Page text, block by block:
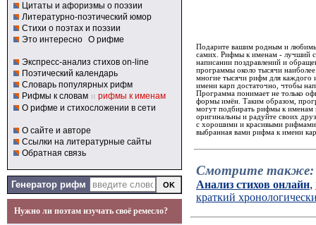
Цитаты и афоризмы о поэзии
Литературно-поэтический юмор
Стихи о поэтах и поэзии
Это интересно О рифме
Экспресс-анализ стихов on-line
Поэтический календарь
Словарь популярных рифм
Рифмы к словам и рифмы к именам
О рифме и стихосложении в сети
О сайте и авторе
Ссылки на литературные сайты
Обратная связь
Генератор рифм
Нужно ли поэтам изучать своё ремесло?
Подарите вашим родным и
самих. Рифмы к именам - лучший
написании поздравлений и
программы около тысячи
многие тысячи рифм для каждого
имени карп достаточно, чтобы
Программа понимает не только
формы имён. Таким образом,
могут подбирать рифмы к именам
оригинальны и радуйте своих
с хорошими и красивыми
выбранная вами рифма к имени
Смотрите также:
Анализ стихов онлайн,
краткий